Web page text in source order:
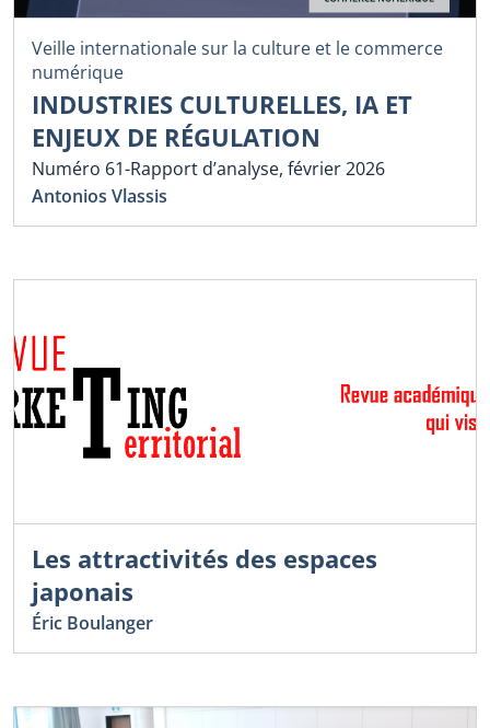
Veille internationale sur la culture et le commerce
numérique
INDUSTRIES CULTURELLES, IA ET
ENJEUX DE RÉGULATION
Numéro 61-Rapport d’analyse, février 2026
Antonios Vlassis
Les attractivités des espaces
japonais
Éric Boulanger